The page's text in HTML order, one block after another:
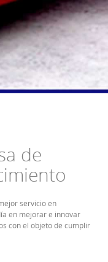
de
servicio en
en mejorar e innovar
con el objeto de cumplir